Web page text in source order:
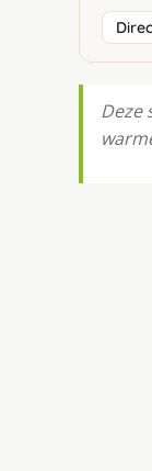
Deze